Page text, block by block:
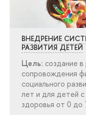
НЕДРЕНИЕ
РАЗВИТИЯ ДЕТЕЙ
Цель: создание
сопровождения
социального
лет и для детей
здоровья от 0 до